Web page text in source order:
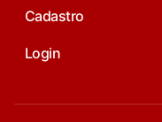
Cadastro
Login